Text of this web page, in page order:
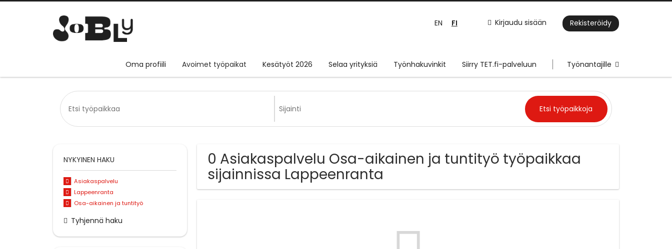
Kirjaudu sisään Rekisteröidy
EN FI
Oma profiili Avoimet työpaikat Kesätyöt 2026 Selaa yrityksiä Työnhakuvinkit Siirry TET.fi-palveluun Työnantajille
0 Asiakaspalvelu Osa-aikainen ja tuntityö työpaikkaa
sijainnissa Lappeenranta
NYKYINEN HAKU
Asiakaspalvelu
Lappeenranta
Osa-aikainen ja tuntityö
Tyhjennä haku